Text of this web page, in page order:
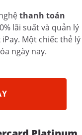
thanh toán
lãi suất và quản lý
Một chiếc thẻ lý
ngày nay.